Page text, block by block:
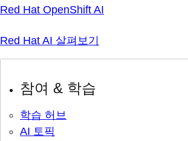
Red Hat OpenShift AI
Red Hat AI 살펴보기
참여 & 학습
학습 허브
AI 토픽